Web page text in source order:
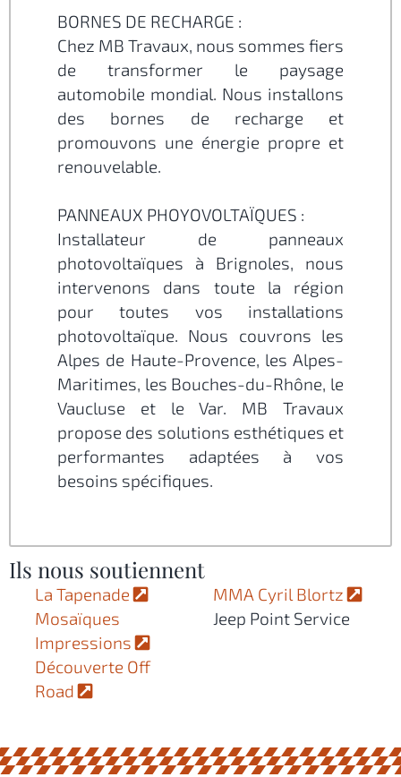
BORNES DE RECHARGE :
Chez MB Travaux, nous sommes fiers
de transformer le paysage
automobile mondial. Nous installons
des bornes de recharge et
promouvons une énergie propre et
renouvelable.
PANNEAUX PHOYOVOLTAÏQUES :
Installateur de panneaux
photovoltaïques à Brignoles, nous
intervenons dans toute la région
pour toutes vos installations
photovoltaïque. Nous couvrons les
Alpes de Haute-Provence, les Alpes-
Maritimes, les Bouches-du-Rhône, le
Vaucluse et le Var. MB Travaux
propose des solutions esthétiques et
performantes adaptées à vos
besoins spécifiques.
Ils nous soutiennent
La Tapenade
MMA Cyril Blortz
Mosaïques
Impressions
Jeep Point Service
Découverte Off
Road